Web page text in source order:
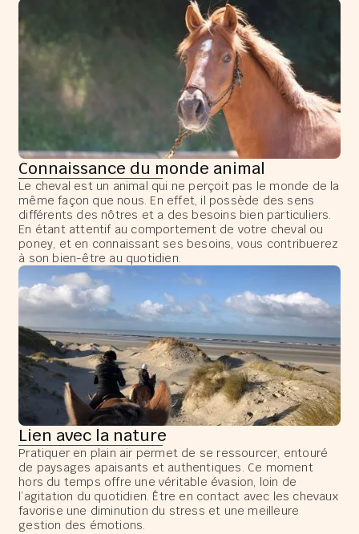
Connaissance du monde animal
Le cheval est un animal qui ne perçoit pas le monde de la
même façon que nous. En effet, il possède des sens
différents des nôtres et a des besoins bien particuliers.
En étant attentif au comportement de votre cheval ou
poney, et en connaissant ses besoins, vous contribuerez
à son bien-être au quotidien.
Lien avec la nature
Pratiquer en plain air permet de se ressourcer, entouré
de paysages apaisants et authentiques. Ce moment
hors du temps offre une véritable évasion, loin de
l’agitation du quotidien. Être en contact avec les chevaux
favorise une diminution du stress et une meilleure
gestion des émotions.